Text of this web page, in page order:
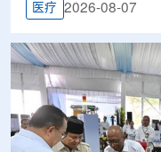
医疗 2026-08-07